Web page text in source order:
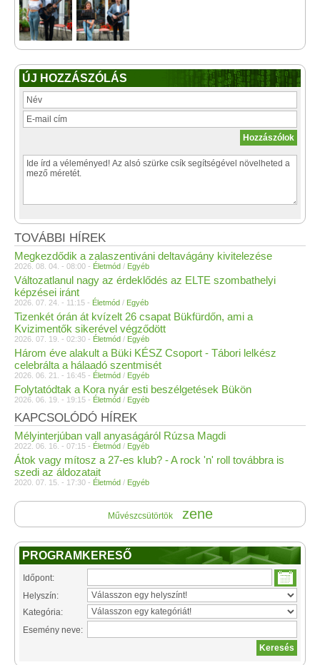
ÚJ HOZZÁSZÓLÁS
TOVÁBBI HÍREK
Megkezdődik a zalaszentiváni deltavágány kivitelezése
2026. 08. 04. - 08:00 - Életmód / Egyéb
Változatlanul nagy az érdeklődés az ELTE szombathelyi
képzései iránt
2026. 07. 24. - 11:15 - Életmód / Egyéb
Tizenkét órán át kvízelt 26 csapat Bükfürdőn, ami a
Kvizimentők sikerével végződött
2026. 07. 19. - 02:30 - Életmód / Egyéb
Három éve alakult a Büki KÉSZ Csoport - Tábori lelkész
celebrálta a hálaadó szentmisét
2026. 06. 21. - 16:45 - Életmód / Egyéb
Folytatódtak a Kora nyár esti beszélgetések Bükön
2026. 06. 19. - 19:15 - Életmód / Egyéb
KAPCSOLÓDÓ HÍREK
Mélyinterjúban vall anyaságáról Rúzsa Magdi
2022. 06. 16. - 07:15 - Életmód / Egyéb
Átok vagy mítosz a 27-es klub? - A rock 'n' roll továbbra is
szedi az áldozatait
2020. 07. 15. - 17:30 - Életmód / Egyéb
Művészcsütörtök zene
PROGRAMKERESŐ
Időpont:
Helyszín:
Kategória:
Esemény neve: